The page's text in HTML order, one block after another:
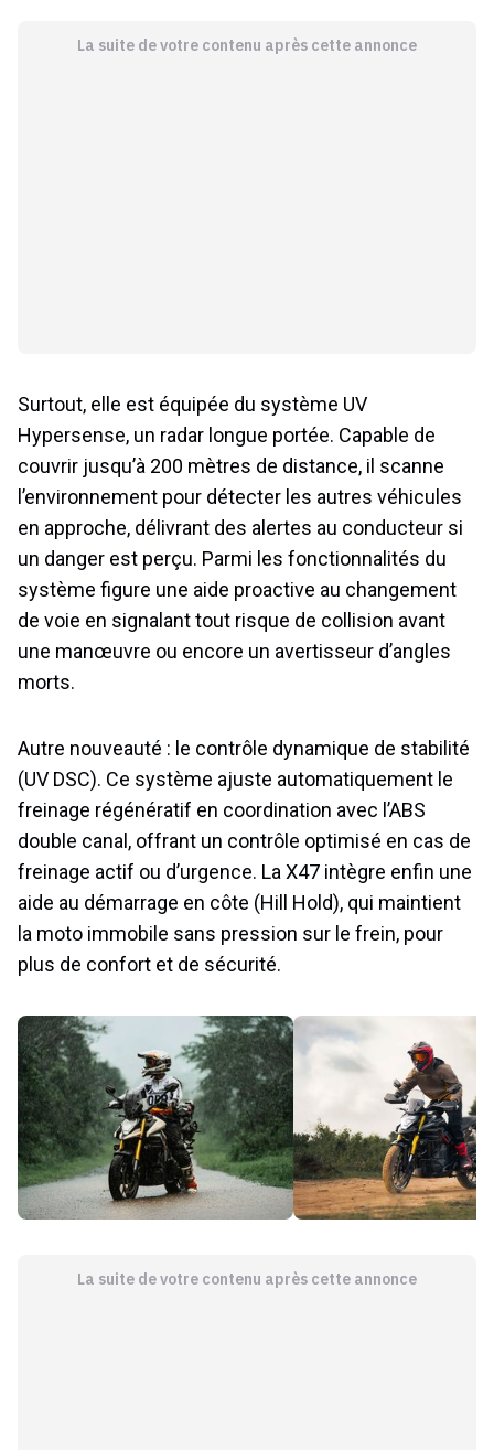
La suite de votre contenu après cette annonce
Surtout, elle est équipée du système UV
Hypersense, un radar longue portée. Capable de
couvrir jusqu’à 200 mètres de distance, il scanne
l’environnement pour détecter les autres véhicules
en approche, délivrant des alertes au conducteur si
un danger est perçu. Parmi les fonctionnalités du
système figure une aide proactive au changement
de voie en signalant tout risque de collision avant
une manœuvre ou encore un avertisseur d’angles
morts.
Autre nouveauté : le contrôle dynamique de stabilité
(UV DSC). Ce système ajuste automatiquement le
freinage régénératif en coordination avec l’ABS
double canal, offrant un contrôle optimisé en cas de
freinage actif ou d’urgence. La X47 intègre enfin une
aide au démarrage en côte (Hill Hold), qui maintient
la moto immobile sans pression sur le frein, pour
plus de confort et de sécurité.
La suite de votre contenu après cette annonce